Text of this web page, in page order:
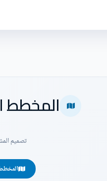
المخطط
تصميم